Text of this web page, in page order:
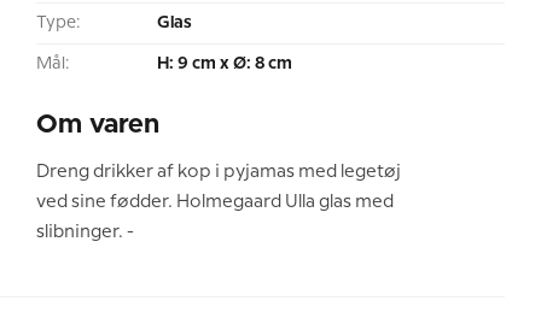
Type: Glas
Mål: H: 9 cm x Ø: 8 cm
Om varen
Dreng drikker af kop i pyjamas med legetøj
ved sine fødder. Holmegaard Ulla glas med
slibninger. -